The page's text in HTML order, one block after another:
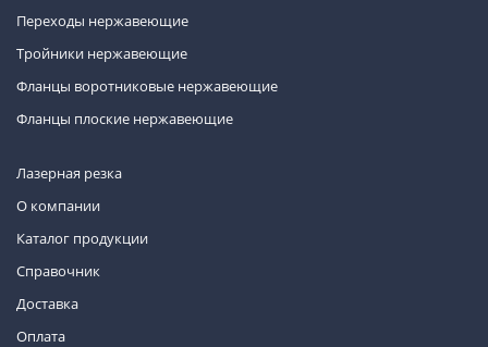
Переходы нержавеющие
Тройники нержавеющие
Фланцы воротниковые нержавеющие
Фланцы плоские нержавеющие
Лазерная резка
О компании
Каталог продукции
Справочник
Доставка
Оплата